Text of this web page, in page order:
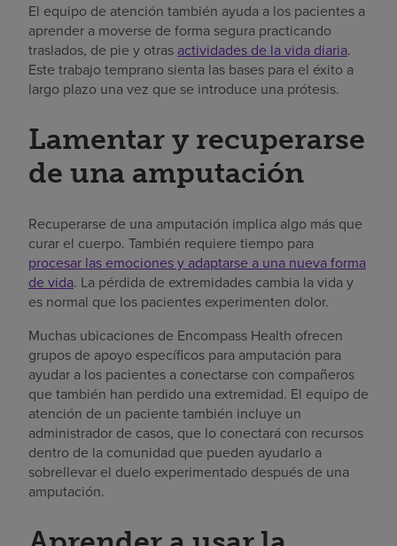
El equipo de atención también ayuda a los pacientes a
aprender a moverse de forma segura practicando
traslados, de pie y otras actividades de la vida diaria.
Este trabajo temprano sienta las bases para el éxito a
largo plazo una vez que se introduce una prótesis.
Lamentar y recuperarse
de una amputación
Recuperarse de una amputación implica algo más que
curar el cuerpo. También requiere tiempo para
procesar las emociones y adaptarse a una nueva forma
de vida. La pérdida de extremidades cambia la vida y
es normal que los pacientes experimenten dolor.
Muchas ubicaciones de Encompass Health ofrecen
grupos de apoyo específicos para amputación para
ayudar a los pacientes a conectarse con compañeros
que también han perdido una extremidad. El equipo de
atención de un paciente también incluye un
administrador de casos, que lo conectará con recursos
dentro de la comunidad que pueden ayudarlo a
sobrellevar el duelo experimentado después de una
amputación.